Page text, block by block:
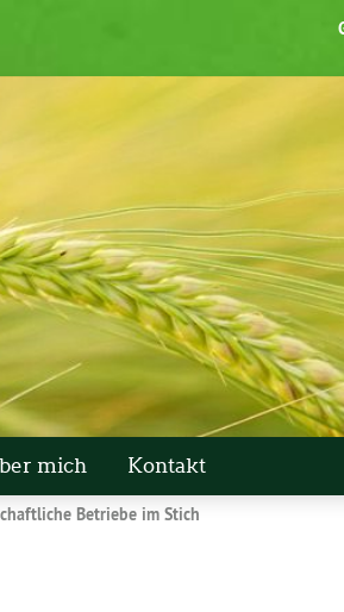
mich Kontakt
Betriebe im Stich